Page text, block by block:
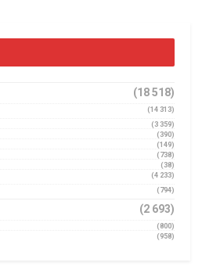
(18 518)
(14 313)
(3 359)
(390)
(149)
(738)
(38)
(4 233)
(794)
(2 693)
(800)
(958)